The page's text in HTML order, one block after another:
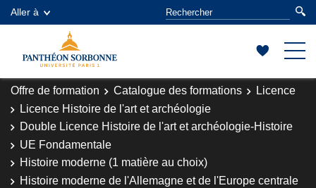
Aller à
Offre de formation Catalogue des formations
Licence
Licence Histoire de l'art et archéologie
Double Licence Histoire de l'art et archéologie-Histoire
UE Fondamentale
Histoire moderne (1 matière au choix)
Histoire moderne de l'Allemagne et de l'Europe centrale